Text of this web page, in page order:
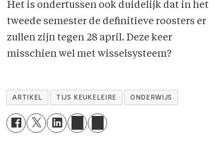
Het is ondertussen ook duidelijk dat in het
tweede semester de definitieve roosters er
zullen zijn tegen 28 april. Deze keer
misschien wel met wisselsysteem?
ARTIKEL TIJS KEUKELEIRE ONDERWIJS